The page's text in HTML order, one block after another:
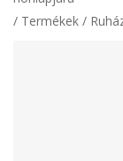
Termékek